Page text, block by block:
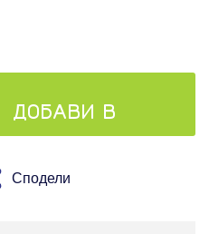
ДОБАВИ В
КОШНИЦАТА
Сподели